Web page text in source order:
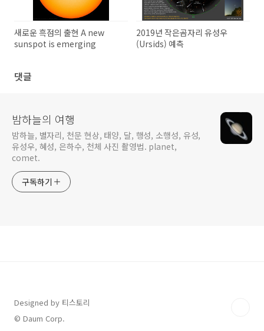
새로운 흑점의 출현 A new
sunspot is emerging
2019년 작은곰자리 유성우
(Ursids) 예측
댓글
밤하늘의 여행
밤하늘, 별자리, 천문 현상, 태양, 달, 행성, 소행성, 유성,
유성우, 혜성, 은하수, 천체 사진 촬영법. planet,
comet.
구독하기
Designed by 티스토리
© Daum Corp.